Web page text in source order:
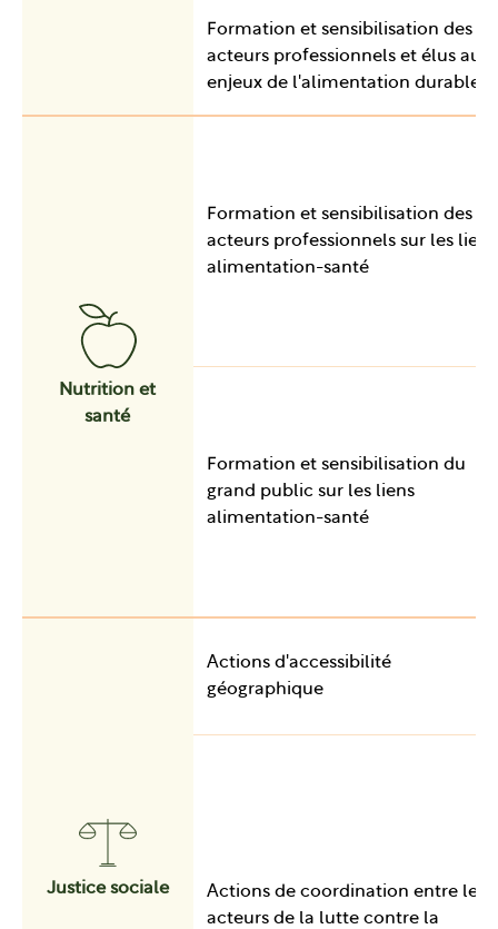
Formation et sensibilisation des
acteurs professionnels et élus aux
enjeux de l'alimentation durable
Nutrition et
santé
Formation et sensibilisation des
acteurs professionnels sur les liens
alimentation-santé
Formation et sensibilisation du
grand public sur les liens
alimentation-santé
Justice sociale
Actions d'accessibilité
géographique
Actions de coordination entre les
acteurs de la lutte contre la